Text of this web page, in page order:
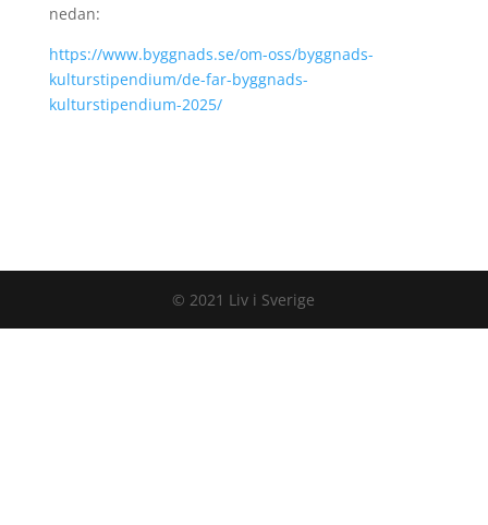
nedan:
https://www.byggnads.se/om-oss/byggnads-
kulturstipendium/de-far-byggnads-
kulturstipendium-2025/
© 2021 Liv i Sverige